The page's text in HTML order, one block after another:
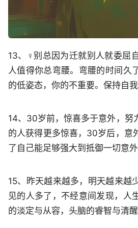
13、‍♀️别总因为迁就别人就委屈
人值得你总弯腰。弯腰的时间久
的低姿态，你的不重要。保持自
14、30岁前，惊喜多于意外，努
的人获得更多惊喜，30岁后，意
了自己能足够强大到抵御一切意外
15、昨天越来越多，明天越来越
见的人多了，不经意间发现，人
的淡定与从容，头脑的睿智与清醒